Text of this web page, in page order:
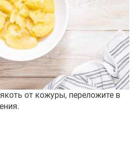
от кожуры, переложите в